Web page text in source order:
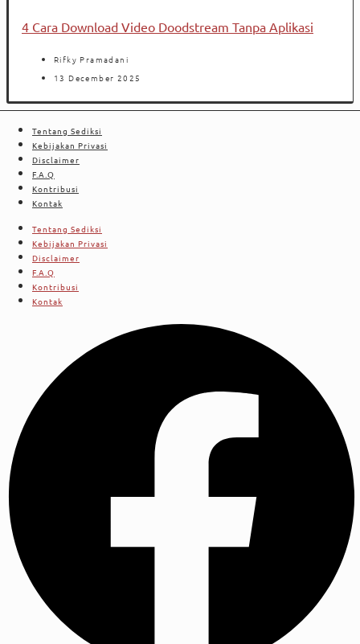
4 Cara Download Video Doodstream Tanpa Aplikasi
Rifky Pramadani
13 December 2025
Tentang Sediksi
Kebijakan Privasi
Disclaimer
F.A.Q
Kontribusi
Kontak
Tentang Sediksi
Kebijakan Privasi
Disclaimer
F.A.Q
Kontribusi
Kontak